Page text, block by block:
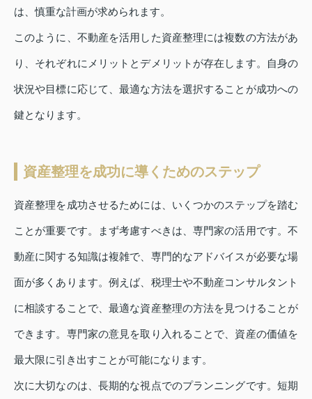
は、慎重な計画が求められます。
このように、不動産を活用した資産整理には複数の方法があ
り、それぞれにメリットとデメリットが存在します。自身の
状況や目標に応じて、最適な方法を選択することが成功への
鍵となります。
資産整理を成功に導くためのステップ
資産整理を成功させるためには、いくつかのステップを踏む
ことが重要です。まず考慮すべきは、専門家の活用です。不
動産に関する知識は複雑で、専門的なアドバイスが必要な場
面が多くあります。例えば、税理士や不動産コンサルタント
に相談することで、最適な資産整理の方法を見つけることが
できます。専門家の意見を取り入れることで、資産の価値を
最大限に引き出すことが可能になります。
次に大切なのは、長期的な視点でのプランニングです。短期